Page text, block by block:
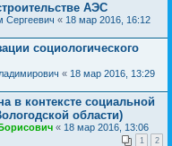
АЭС
Сергеевич « 18 мар 2016, 16:12
социологического
« 18 мар 2016, 13:29
в контексте социальной
области)
« 18 мар 2016, 13:06
1 2